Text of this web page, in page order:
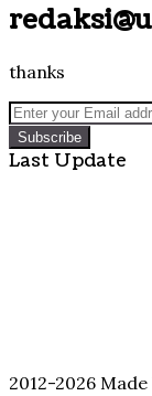
thanks
Enter
your
Email
address
Last Update
2012-2026